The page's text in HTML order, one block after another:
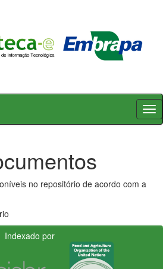
no repositório de acordo com a
Indexado por